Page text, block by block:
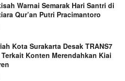
Warnai Semarak Hari Santri di
Qur’an Putri Pracimantoro
Kota Surakarta Desak TRANS7
Konten Merendahkan Kiai